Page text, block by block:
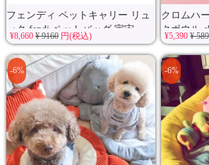
フェンディ ペットキャリー リュ
ック fendi ペットバッグ 宇宙...
¥8,660 ¥ 9160円(税込)
クロムハ
クボウル
¥5,390¥
-6% -6%